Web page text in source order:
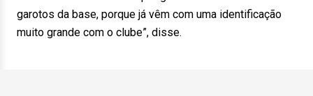
garotos da base, porque já vêm com uma identificação
muito grande com o clube”, disse.